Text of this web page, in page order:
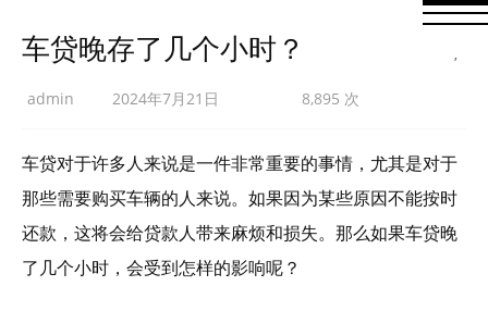
识
,
车贷晚存了几个小时？
admin 2024年7月21日 8,895 次
车贷对于许多人来说是一件非常重要的事情，尤其是对于
那些需要购买车辆的人来说。如果因为某些原因不能按时
还款，这将会给贷款人带来麻烦和损失。那么如果车贷晚
了几个小时，会受到怎样的影响呢？